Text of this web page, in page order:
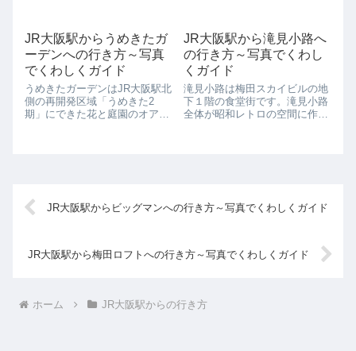
れていて、...
（東口）へ行く方法～どうやっ
て行ったらいいの？JR大阪駅
（御堂筋口）から阪神梅田駅
（東口）に行く...
JR大阪駅からうめきたガ
ーデンへの行き方～写真
でくわしくガイド
うめきたガーデンはJR大阪駅北
側の再開発区域「うめきた2
期」にできた花と庭園のオアシ
JR大阪駅から滝見小路へ
の行き方～写真でくわし
くガイド
滝見小路は梅田スカイビルの地
下１階の食堂街です。滝見小路
全体が昭和レトロの空間に作り
JR大阪駅からビッグマンへの行き方～写真でくわしくガイド
JR大阪駅から梅田ロフトへの行き方～写真でくわしくガイド
ホーム JR大阪駅からの行き方